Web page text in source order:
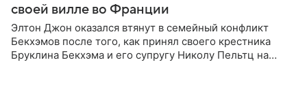
своей вилле во Франции
Элтон Джон оказался втянут в семейный конфликт
Бекхэмов после того, как принял своего крестника
Бруклина Бекхэма и его супругу Николу Пельтц на